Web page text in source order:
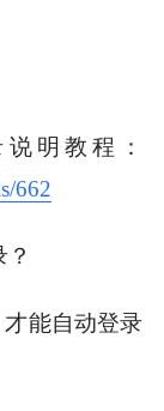
明教程：
662
能自动登录